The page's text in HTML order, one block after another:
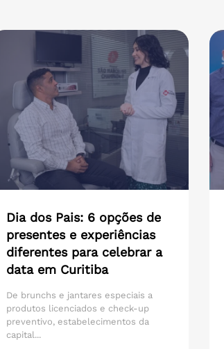
Dia dos Pais: 6 opções de
presentes e experiências
diferentes para celebrar a
data em Curitiba
De brunchs e jantares especiais a
produtos licenciados e check-up
preventivo, estabelecimentos da
capital...